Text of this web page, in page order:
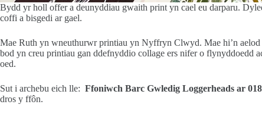
Bydd yr holl offer a deunyddiau gwaith print yn cael eu darparu.
coffi a bisgedi ar gael.
Mae Ruth yn wneuthurwr printiau yn Nyffryn Clwyd. Mae hi’n
bod yn creu printiau gan ddefnyddio collage ers nifer o flynyddoedd
Sut i archebu eich lle: Ffoniwch Barc Gwledig Loggerheads ar
dros y ffôn.